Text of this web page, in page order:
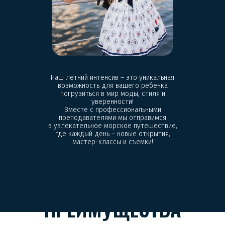
Наш летний интенсив – это уникальная
возможность для вашего ребенка
погрузиться в мир моды, стиля и
уверенности!
Вместе с профессиональными
преподавателями мы отправимся
в увлекательное морское путешествие,
где каждый день – новые открытия,
мастер-классы и съемки!
ПРЕИМУЩЕСТВА